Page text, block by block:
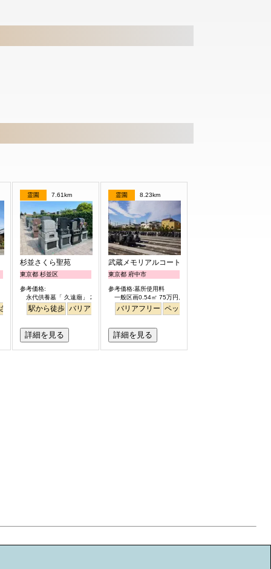
くら 平坦
霊園 7.61km
杉並さくら聖苑
東京都 杉並区
参考価格:
永代供養墓「 久遠廟」 29.8万円より
駅から徒歩 バリアフリー 永代供養 ペット
詳細を見る
霊園 8.23km
武蔵メモリアルコート
東京都 府中市
参考価格:墓所使用料
一般区画0.54㎡ 75万円より
バリアフリー ペット
詳細を見る